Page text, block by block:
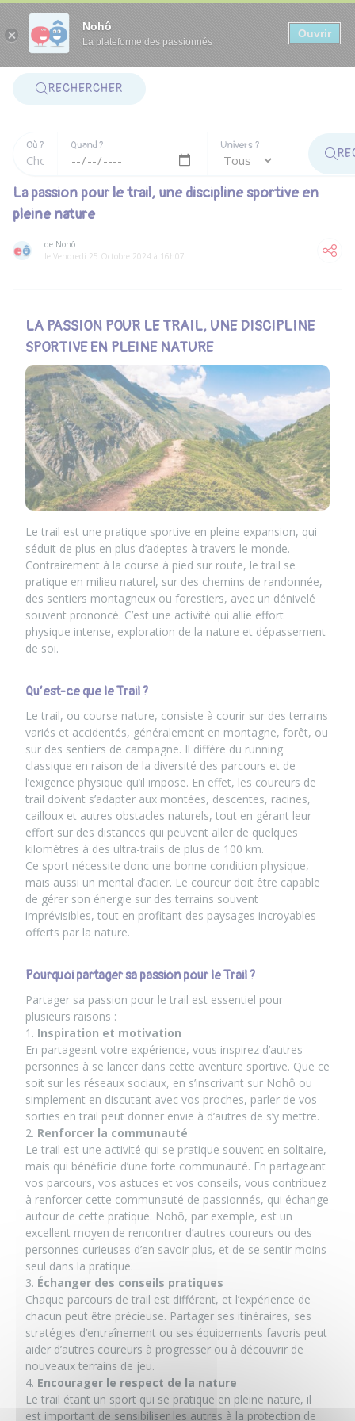
Nohô
La plateforme des passionnés
Ouvrir
RECHERCHER
Où ? Quand ? Univers ?
La passion pour le trail, une discipline sportive en
pleine nature
de Nohô
le Vendredi 25 Octobre 2024 à 16h07
LA PASSION POUR LE TRAIL, UNE DISCIPLINE
SPORTIVE EN PLEINE NATURE
Le trail est une pratique sportive en pleine expansion, qui
séduit de plus en plus d’adeptes à travers le monde.
Contrairement à la course à pied sur route, le trail se
pratique en milieu naturel, sur des chemins de randonnée,
des sentiers montagneux ou forestiers, avec un dénivelé
souvent prononcé. C’est une activité qui allie effort
physique intense, exploration de la nature et dépassement
de soi.
Qu’est-ce que le Trail ?
Le trail, ou course nature, consiste à courir sur des terrains
variés et accidentés, généralement en montagne, forêt, ou
sur des sentiers de campagne. Il diffère du running
classique en raison de la diversité des parcours et de
l’exigence physique qu’il impose. En effet, les coureurs de
trail doivent s’adapter aux montées, descentes, racines,
cailloux et autres obstacles naturels, tout en gérant leur
effort sur des distances qui peuvent aller de quelques
kilomètres à des ultra-trails de plus de 100 km.
Ce sport nécessite donc une bonne condition physique,
mais aussi un mental d’acier. Le coureur doit être capable
de gérer son énergie sur des terrains souvent
imprévisibles, tout en profitant des paysages incroyables
offerts par la nature.
Pourquoi partager sa passion pour le Trail ?
Partager sa passion pour le trail est essentiel pour
plusieurs raisons :
1. Inspiration et motivation
En partageant votre expérience, vous inspirez d’autres
personnes à se lancer dans cette aventure sportive. Que ce
soit sur les réseaux sociaux, en s’inscrivant sur Nohô ou
simplement en discutant avec vos proches, parler de vos
sorties en trail peut donner envie à d’autres de s’y mettre.
2. Renforcer la communauté
Le trail est une activité qui se pratique souvent en solitaire,
mais qui bénéficie d’une forte communauté. En partageant
vos parcours, vos astuces et vos conseils, vous contribuez
à renforcer cette communauté de passionnés, qui échange
autour de cette pratique. Nohô, par exemple, est un
excellent moyen de rencontrer d’autres coureurs ou des
personnes curieuses d’en savoir plus, et de se sentir moins
seul dans la pratique.
3. Échanger des conseils pratiques
Chaque parcours de trail est différent, et l’expérience de
chacun peut être précieuse. Partager ses itinéraires, ses
stratégies d’entraînement ou ses équipements favoris peut
aider d’autres coureurs à progresser ou à découvrir de
nouveaux terrains de jeu.
4. Encourager le respect de la nature
Le trail étant un sport qui se pratique en pleine nature, il
est important de sensibiliser les autres à la protection de
Panneau de gestion des cookies